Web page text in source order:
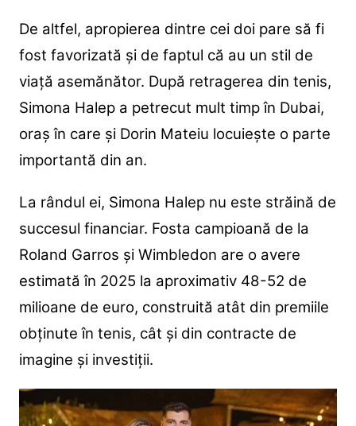
De altfel, apropierea dintre cei doi pare să fi
fost favorizată și de faptul că au un stil de
viață asemănător. După retragerea din tenis,
Simona Halep a petrecut mult timp în Dubai,
oraș în care și Dorin Mateiu locuiește o parte
importantă din an.
La rândul ei, Simona Halep nu este străină de
succesul financiar. Fosta campioană de la
Roland Garros și Wimbledon are o avere
estimată în 2025 la aproximativ 48-52 de
milioane de euro, construită atât din premiile
obținute în tenis, cât și din contracte de
imagine și investiții.